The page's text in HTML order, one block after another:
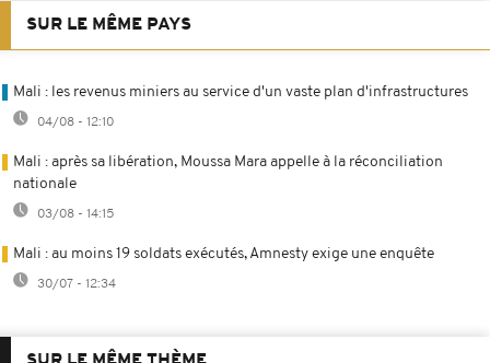
SUR LE MÊME PAYS
Mali : les revenus miniers au service d'un vaste plan d'infrastructures
04/08 - 12:10
Mali : après sa libération, Moussa Mara appelle à la réconciliation
nationale
03/08 - 14:15
Mali : au moins 19 soldats exécutés, Amnesty exige une enquête
30/07 - 12:34